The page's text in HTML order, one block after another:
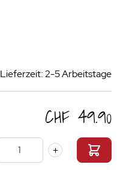
Lieferzeit: 2-5 Arbeitstage
CHF 49.90